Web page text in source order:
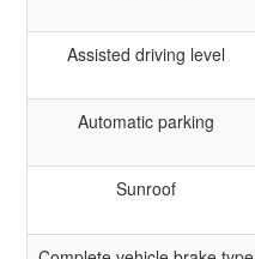
Assisted driving level
Automatic parking
Sunroof